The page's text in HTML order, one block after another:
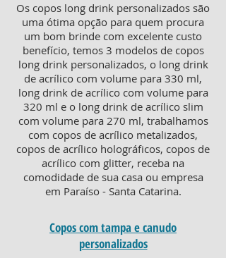
Os copos long drink personalizados são
uma ótima opção para quem procura
um bom brinde com excelente custo
benefício, temos 3 modelos de copos
long drink personalizados, o long drink
de acrílico com volume para 330 ml,
long drink de acrílico com volume para
320 ml e o long drink de acrílico slim
com volume para 270 ml, trabalhamos
com copos de acrílico metalizados,
copos de acrílico holográficos, copos de
acrílico com glitter, receba na
comodidade de sua casa ou empresa
em Paraíso - Santa Catarina.
Copos com tampa e canudo
personalizados